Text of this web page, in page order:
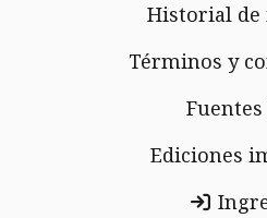
Historial de
Términos y
Fuentes
Ediciones